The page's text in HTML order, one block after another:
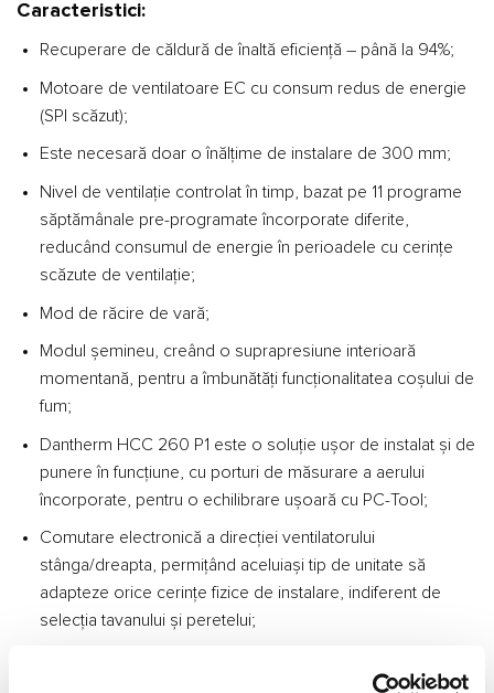
Caracteristici:
Recuperare de căldură de înaltă eficiență – până la 94%;
Motoare de ventilatoare EC cu consum redus de energie
(SPI scăzut);
Este necesară doar o înălțime de instalare de 300 mm;
Nivel de ventilație controlat în timp, bazat pe 11 programe
săptămânale pre-programate încorporate diferite,
reducând consumul de energie în perioadele cu cerințe
scăzute de ventilație;
Mod de răcire de vară;
Modul șemineu, creând o suprapresiune interioară
momentană, pentru a îmbunătăți funcționalitatea coșului de
fum;
Dantherm HCC 260 P1 este o soluție ușor de instalat și de
punere în funcțiune, cu porturi de măsurare a aerului
încorporate, pentru o echilibrare ușoară cu PC-Tool;
Comutare electronică a direcției ventilatorului
stânga/dreapta, permițând aceluiași tip de unitate să
adapteze orice cerințe fizice de instalare, indiferent de
selecția tavanului și peretelui;